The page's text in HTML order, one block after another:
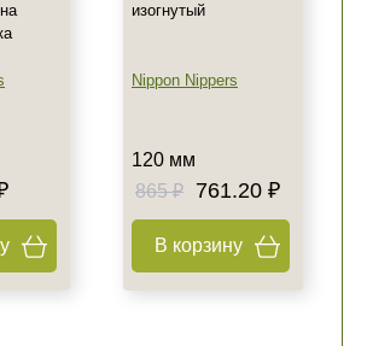
изогнутый
Nippon Nippers
120 мм
865 ₽
761.20 ₽
В корзину
предложение о консультации
+7 (929) 933-09-89